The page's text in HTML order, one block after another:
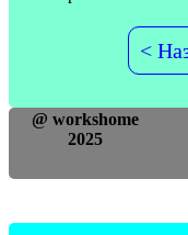
<
@ workshome
2025